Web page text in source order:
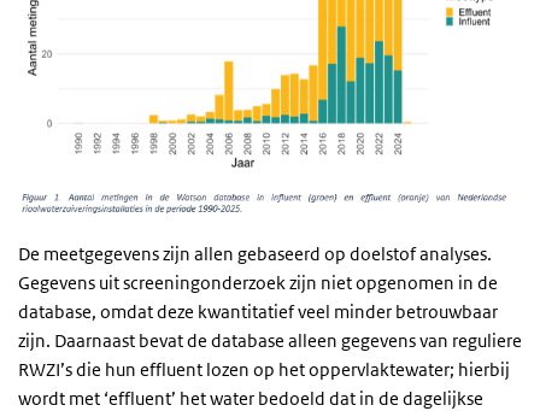
De meetgegevens zijn allen gebaseerd op doelstof analyses.
Gegevens uit screeningonderzoek zijn niet opgenomen in de
database, omdat deze kwantitatief veel minder betrouwbaar
zijn. Daarnaast bevat de database alleen gegevens van reguliere
RWZI’s die hun effluent lozen op het oppervlaktewater; hierbij
wordt met ‘effluent’ het water bedoeld dat in de dagelijkse